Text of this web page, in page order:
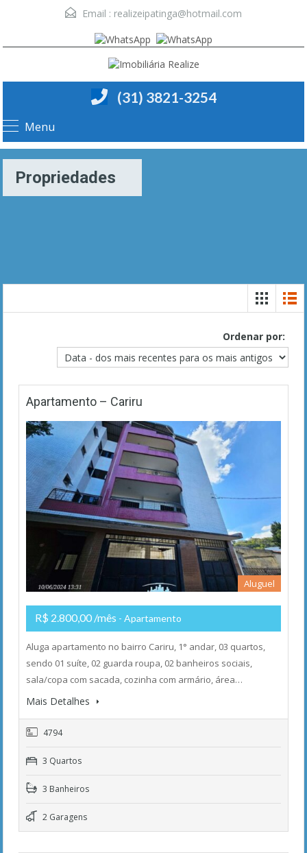
Email : realizeipatinga@hotmail.com
(31) 3821-3254
Menu
Propriedades
Ordenar por:
Apartamento – Cariru
Aluguel
R$ 2.800,00 /mês - Apartamento
Aluga apartamento no bairro Cariru, 1° andar, 03 quartos,
sendo 01 suíte, 02 guarda roupa, 02 banheiros sociais,
sala/copa com sacada, cozinha com armário, área…
Mais Detalhes
4794
3 Quartos
3 Banheiros
2 Garagens